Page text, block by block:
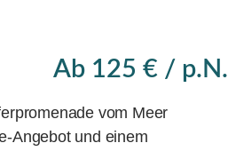
Ab 125 € / p.N.
vom Meer
Angebot und einem